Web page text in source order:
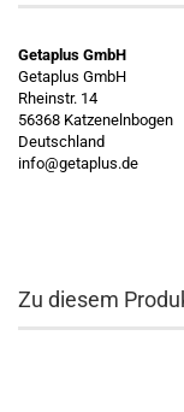
Getaplus GmbH
Getaplus GmbH
Rheinstr. 14
56368 Katzenelnbogen
Deutschland
info@getaplus.de
Zu diesem